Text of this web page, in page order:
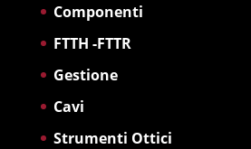
Componenti
FTTH -FTTR
Gestione
Cavi
Strumenti Ottici